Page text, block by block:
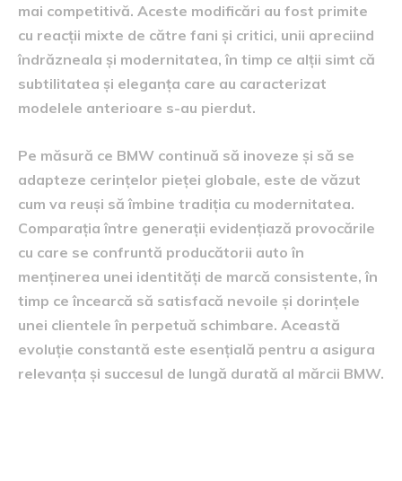
mai competitivă. Aceste modificări au fost primite
cu reacții mixte de către fani și critici, unii apreciind
îndrăzneala și modernitatea, în timp ce alții simt că
subtilitatea și eleganța care au caracterizat
modelele anterioare s-au pierdut.
Pe măsură ce BMW continuă să inoveze și să se
adapteze cerințelor pieței globale, este de văzut
cum va reuși să îmbine tradiția cu modernitatea.
Comparația între generații evidențiază provocările
cu care se confruntă producătorii auto în
menținerea unei identități de marcă consistente, în
timp ce încearcă să satisfacă nevoile și dorințele
unei clientele în perpetuă schimbare. Această
evoluție constantă este esențială pentru a asigura
relevanța și succesul de lungă durată al mărcii BMW.